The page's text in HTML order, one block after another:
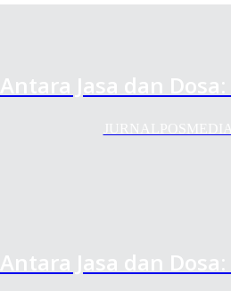
Antara Jasa dan
Antara Jasa dan